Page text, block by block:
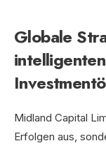
Globale
Midland Capital
Erfolgen aus,